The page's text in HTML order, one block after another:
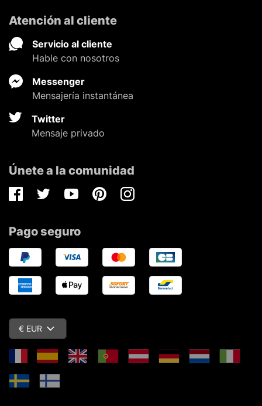
Atención al cliente
Servicio al cliente
Hable con nosotros
Messenger
Mensajería instantánea
Twitter
Mensaje privado
Únete a la comunidad
FacebookTwitterYoutubePinterestInstagram
Pago seguro
€ EUR